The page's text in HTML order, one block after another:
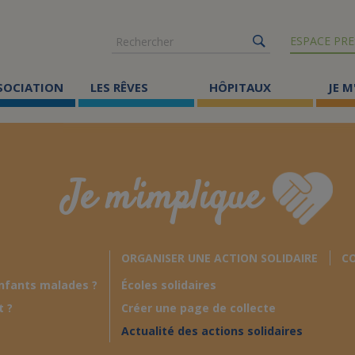
Rechercher
ESPACE
LES RÊVES HÔPITAUX JE
Je m'implique
malades ?
?
ORGANISER UNE ACTION SOLIDAIRE
Écoles solidaires
Créer une page de collecte
Actualité des actions solidaires